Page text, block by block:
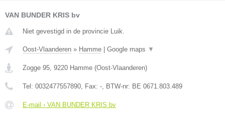
VAN BUNDER KRIS bv
Niet gevestigd in de provincie Luik.
Oost-Vlaanderen » Hamme Google maps ▼
Zogge 95, 9220 Hamme (Oost-Vlaanderen)
Tel: 0032477557890, Fax: -, BTW-nr: BE 0671.803.489
E-mail › VAN BUNDER KRIS bv